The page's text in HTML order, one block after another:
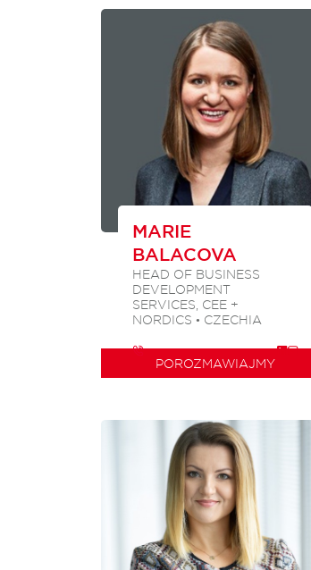
MARIE
BALACOVA
HEAD OF BUSINESS
DEVELOPMENT
SERVICES, CEE +
NORDICS • CZECHIA
POROZMAWIAJMY